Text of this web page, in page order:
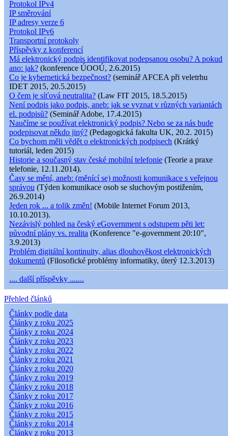
Protokol IPv4
IP směrování
IP adresy verze 6
Protokol IPv6
Transportní protokoly
Příspěvky z konferencí
Má elektronický podpis identifikovat podepsanou osobu? A pokud
ano: jak? (konference ÚOOÚ, 2.6.2015)
Co je kybernetická bezpečnost? (seminář AFCEA při veletrhu
IDET 2015, 20.5.2015)
O čem je síťová neutralita? (Law FIT 2015, 18.5.2015)
Není podpis jako podpis, aneb: jak se vyznat v různých variantách
el. podpisů? (Seminář Adobe, 17.4.2015)
Naučíme se používat elektronický podpis? Nebo se za nás bude
podepisovat někdo jiný? (Pedagogická fakulta UK, 20.2. 2015)
Co bychom měli vědět o elektronických podpisech (Krátký
tutoriál, leden 2015)
Historie a současný stav české mobilní telefonie (Teorie a praxe
telefonie, 12.11.2014).
Časy se mění, aneb: (měnící se) možnosti komunikace s veřejnou
správou (Týden komunikace osob se sluchovým postižením,
26.9.2014)
Jeden rok ... a tolik změn! (Mobile Internet Forum 2013,
10.10.2013).
Nezávislý pohled na český eGovernment s odstupem pěti let:
původní plány vs. realita (Konference "e-government 20:10",
3.9.2013)
Problém digitální kontinuity, alias dlouhověkost elektronických
dokumentů (Filosofické problémy informatiky, úterý 12.3.2013)
.... další příspěvky .......
Přehled článků
Články podle data
Články z roku 2025
Články z roku 2024
Články z roku 2023
Články z roku 2022
Články z roku 2021
Články z roku 2020
Články z roku 2019
Články z roku 2018
Články z roku 2017
Články z roku 2016
Články z roku 2015
Články z roku 2014
Články z roku 2013